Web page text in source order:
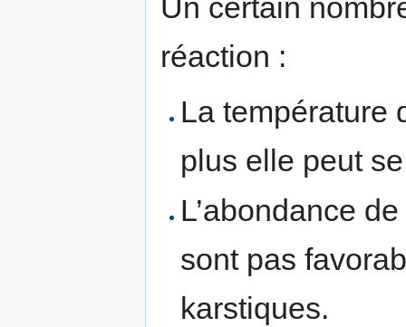
Un certain
réaction :
La température
plus elle peut
L’abondance
sont pas
karstiques.